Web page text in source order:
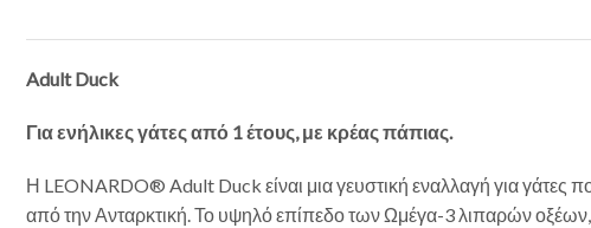
Adult Duck
Για ενήλικες γάτες από 1 έτους, με κρέας πάπιας.
Η LEONARDO® Adult Duck είναι μια γευστική εναλλαγή για γάτες
από την Ανταρκτική. Το υψηλό επίπεδο των Ωμέγα-3 λιπαρών οξέων,